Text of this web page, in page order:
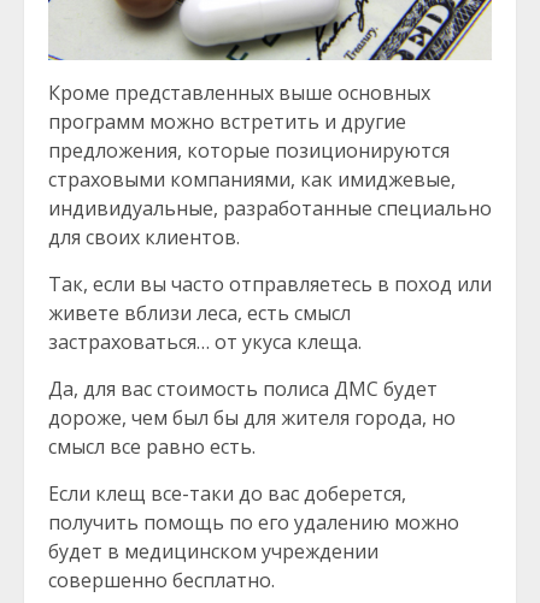
Кроме представленных выше основных
программ можно встретить и другие
предложения, которые позиционируются
страховыми компаниями, как имиджевые,
индивидуальные, разработанные специально
для своих клиентов.
Так, если вы часто отправляетесь в поход или
живете вблизи леса, есть смысл
застраховаться… от укуса клеща.
Да, для вас стоимость полиса ДМС будет
дороже, чем был бы для жителя города, но
смысл все равно есть.
Если клещ все-таки до вас доберется,
получить помощь по его удалению можно
будет в медицинском учреждении
совершенно бесплатно.